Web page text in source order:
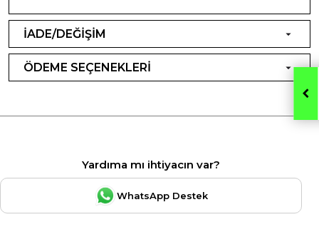
İADE/DEĞİŞİM
ÖDEME SEÇENEKLERİ
Yardıma mı ihtiyacın var?
WhatsApp Destek